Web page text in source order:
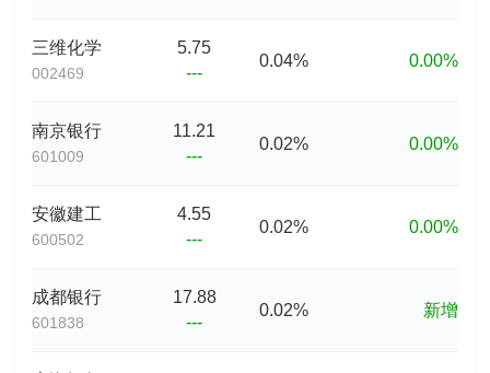
三维化学
002469
5.75
---
0.04% 0.00%
南京银行
601009
11.21
---
0.02% 0.00%
安徽建工
600502
4.55
---
0.02% 0.00%
成都银行
601838
17.88
---
0.02% 新增